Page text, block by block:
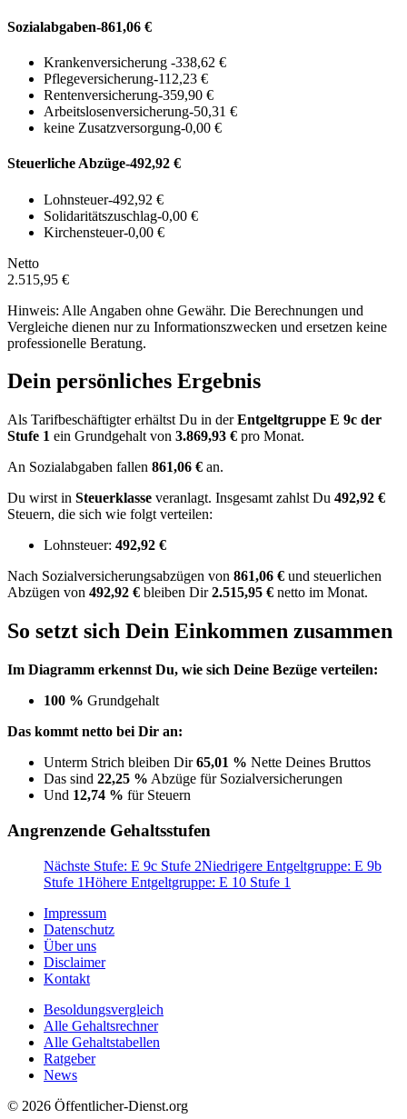
Sozialabgaben-861,06 €
Krankenversicherung -338,62 €
Pflegeversicherung-112,23 €
Rentenversicherung-359,90 €
Arbeitslosenversicherung-50,31 €
keine Zusatzversorgung-0,00 €
Steuerliche Abzüge-492,92 €
Lohnsteuer-492,92 €
Solidaritätszuschlag-0,00 €
Kirchensteuer-0,00 €
Netto
2.515,95 €
Hinweis: Alle Angaben ohne Gewähr. Die Berechnungen und
Vergleiche dienen nur zu Informationszwecken und ersetzen keine
professionelle Beratung.
Dein persönliches Ergebnis
Als Tarifbeschäftigter erhältst Du in derEntgeltgruppe E 9c der
Stufe 1 ein Grundgehalt von 3.869,93 € pro Monat.
An Sozialabgaben fallen 861,06 € an.
Du wirst in Steuerklasse veranlagt. Insgesamt zahlst Du 492,92 €
Steuern, die sich wie folgt verteilen:
Lohnsteuer: 492,92 €
Nach Sozialversicherungsabzügen von 861,06 € und steuerlichen
Abzügen von 492,92 € bleiben Dir2.515,95 € netto im Monat.
So setzt sich Dein Einkommen zusammen
Im Diagramm erkennst Du, wie sich Deine Bezüge verteilen:
100 % Grundgehalt
Das kommt netto bei Dir an:
Unterm Strich bleiben Dir65,01 % Nette Deines Bruttos
Das sind 22,25 % Abzüge für Sozialversicherungen
Und 12,74 % für Steuern
Angrenzende Gehaltsstufen
Nächste Stufe: E 9c Stufe 2Niedrigere Entgeltgruppe: E 9b
Stufe 1Höhere Entgeltgruppe: E 10 Stufe 1
Impressum
Datenschutz
Über uns
Disclaimer
Kontakt
Besoldungsvergleich
Alle Gehaltsrechner
Alle Gehaltstabellen
Ratgeber
News
© 2026 Öffentlicher-Dienst.org